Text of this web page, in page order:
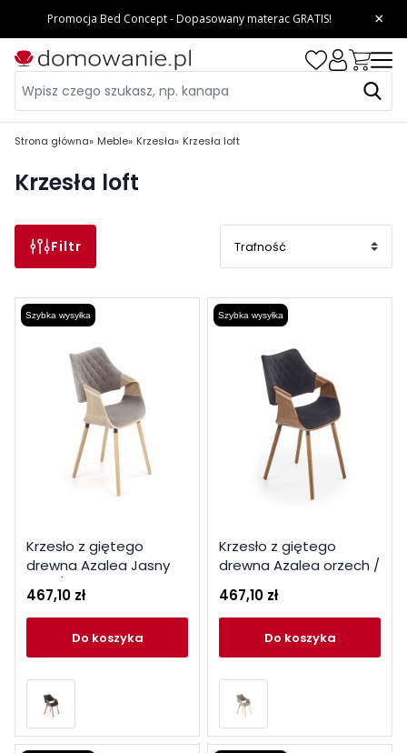
Strona główna Meble Krzesła Krzesła loft
Krzesła loft
Filtr
Szybka wysyłka
Krzesło z giętego
drewna Azalea Jasny
467,10 zł
do koszyka
Szybka wysyłka
Krzesło z giętego
drewna Azalea orzech /
467,10 zł
do koszyka